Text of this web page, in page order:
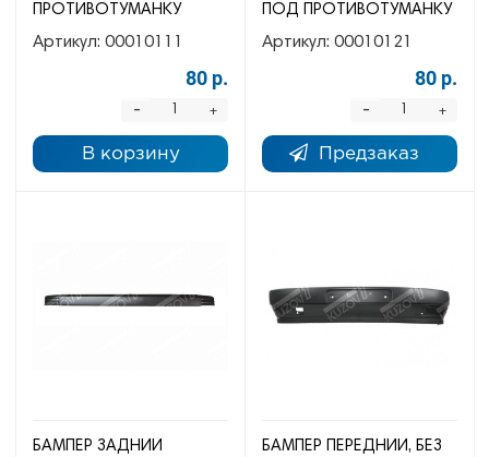
ПРОТИВОТУМАНКУ
Артикул: 00010111
80 р.
+
-
В корзину
ПОД ПРОТИВОТУМАНКУ
Артикул: 00010121
80 р.
+
-
Предзаказ
БАМПЕР ЗАДНИЙ
БАМПЕР ПЕРЕДНИЙ, БЕЗ